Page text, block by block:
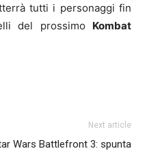
tutti i personaggi fin
del prossimo Kombat
Next article
Wars Battlefront 3: spunta